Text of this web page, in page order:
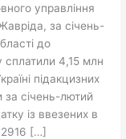
управління
за січень-
до
4,15 млн
підакцизних
за січень-лютий
із ввезених в
2916 […]